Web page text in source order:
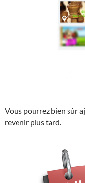
Vous pourrez bien sûr
revenir plus tard.